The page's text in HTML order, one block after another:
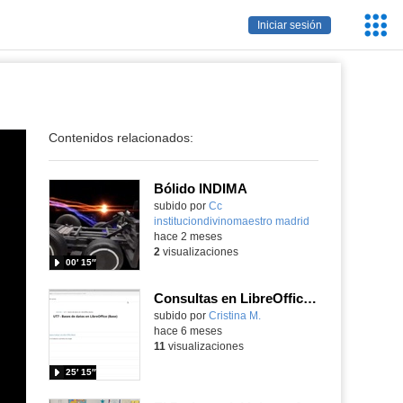
Iniciar sesión
Contenidos relacionados:
Bólido INDIMA
Contenido educativo.
subido por Cc
instituciondivinomaestro madrid
00′ 15″
hace 2 meses
2 visualizaciones
Consultas en LibreOffice Base
Contenido educativo.
subido por Cristina M.
25′ 15″
hace 6 meses
11 visualizaciones